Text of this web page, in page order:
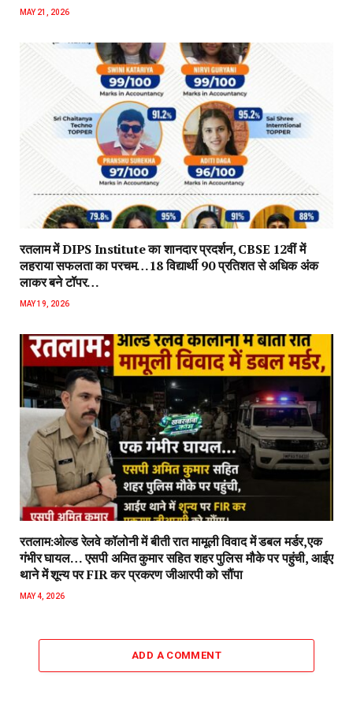
MAY 21, 2026
रतलाम में DIPS Institute का शानदार प्रदर्शन, CBSE 12वीं में
लहराया सफलता का परचम…18 विद्यार्थी 90 प्रतिशत से अधिक अंक
लाकर बने टॉपर…
MAY 19, 2026
रतलाम:ओल्ड रेलवे कॉलोनी में बीती रात मामूली विवाद में डबल मर्डर,एक
गंभीर घायल… एसपी अमित कुमार सहित शहर पुलिस मौके पर पहुंची, आईए
थाने में शून्य पर FIR कर प्रकरण जीआरपी को सौंपा
MAY 4, 2026
ADD A COMMENT